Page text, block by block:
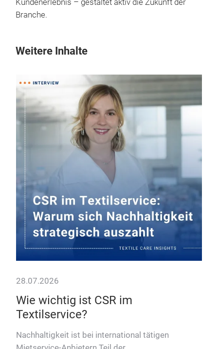
Kundenerlebnis – gestaltet aktiv die Zukunft der
Branche.
Weitere Inhalte
28.07.2026
Wie wichtig ist CSR im
Textilservice?
Nachhaltigkeit ist bei international tätigen